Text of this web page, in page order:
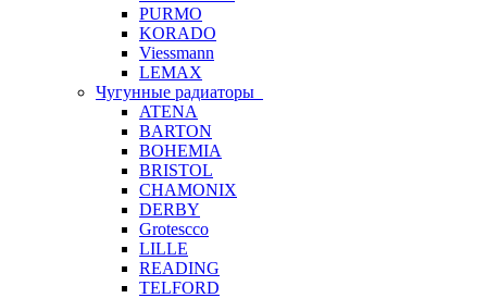
PURMO
KORADO
Viessmann
LEMAX
Чугунные радиаторы
ATENA
BARTON
BOHEMIA
BRISTOL
CHAMONIX
DERBY
Grotescco
LILLE
READING
TELFORD